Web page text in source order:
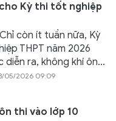
Kỳ thi tốt nghiệp
còn ít tuần nữa, Kỳ
THPT năm 2026
diễn ra, không khí ôn...
05/2026 09:09
thi vào lớp 10